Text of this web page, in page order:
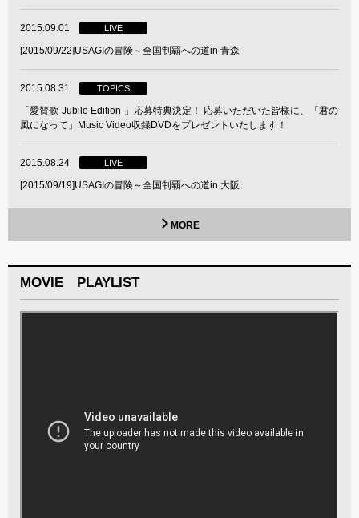
2015.09.01 LIVE
[2015/09/22]USAGIの冒険～全国制覇への道in 青森
2015.08.31 TOPICS
「愛賛歌-Jubilo Edition-」応募特典決定！ 応募いただいた皆様に、「君の
風になって」Music Video収録DVDをプレゼントいたします！
2015.08.24 LIVE
[2015/09/19]USAGIの冒険～全国制覇への道in 大阪
MORE
MOVIE PLAYLIST